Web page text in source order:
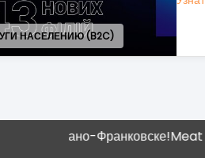
Франковске!Meat Bar от